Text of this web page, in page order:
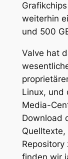
weiterhin
und 500
Valve hat
Linux, und
Media-
Download
Repository
finden wir